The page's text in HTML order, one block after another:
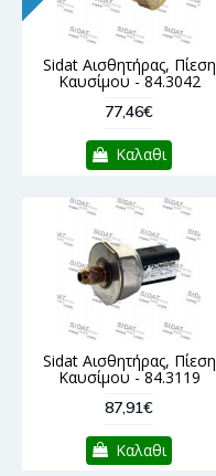
Sidat Αισθητήρας, Πίεση
Καυσίμου - 84.3042
77,46€
Καλαθι
Sidat Αισθητήρας, Πίεση
Καυσίμου - 84.3119
87,91€
Καλαθι